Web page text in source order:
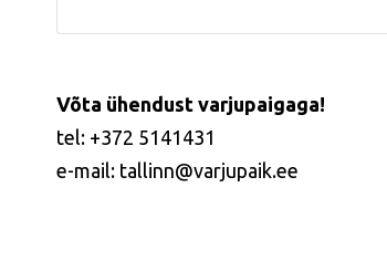
Võta ühendust varjupaigaga!
tel: +372 5141431
e-mail: tallinn@varjupaik.ee